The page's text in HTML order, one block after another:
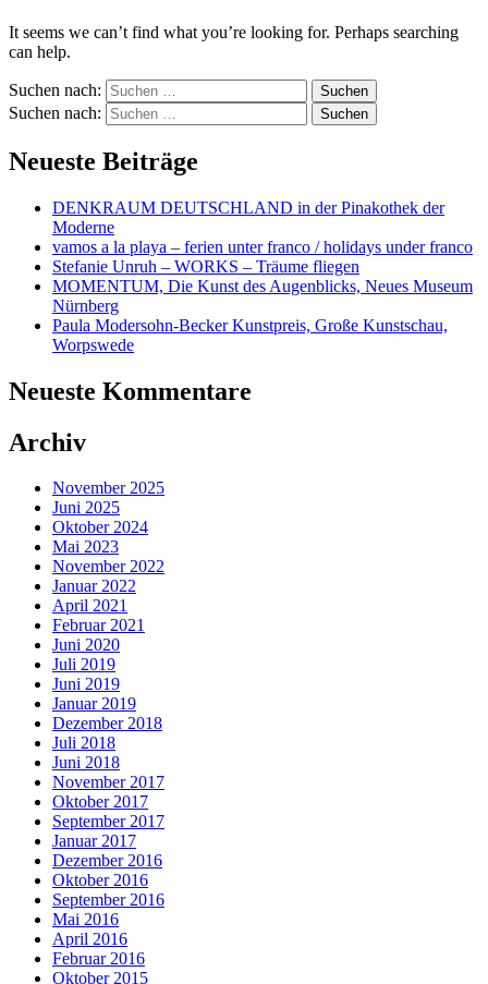
It seems we can’t find what you’re looking for. Perhaps searching
can help.
Suchen nach:
Suchen nach:
Neueste Beiträge
DENKRAUM DEUTSCHLAND in der Pinakothek der
Moderne
vamos a la playa – ferien unter franco / holidays under franco
Stefanie Unruh – WORKS – Träume fliegen
MOMENTUM, Die Kunst des Augenblicks, Neues Museum
Nürnberg
Paula Modersohn-Becker Kunstpreis, Große Kunstschau,
Worpswede
Neueste Kommentare
Archiv
November 2025
Juni 2025
Oktober 2024
Mai 2023
November 2022
Januar 2022
April 2021
Februar 2021
Juni 2020
Juli 2019
Juni 2019
Januar 2019
Dezember 2018
Juli 2018
Juni 2018
November 2017
Oktober 2017
September 2017
Januar 2017
Dezember 2016
Oktober 2016
September 2016
Mai 2016
April 2016
Februar 2016
Oktober 2015